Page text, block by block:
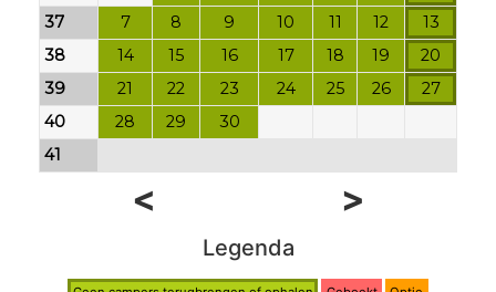
37
7 8 9 10 11 12
13
38
14 15 16 17 18 19
20
39
21 22 23 24 25 26
27
40
28 29
30
41
< >
Legenda